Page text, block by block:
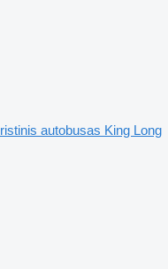
autobusas King Long